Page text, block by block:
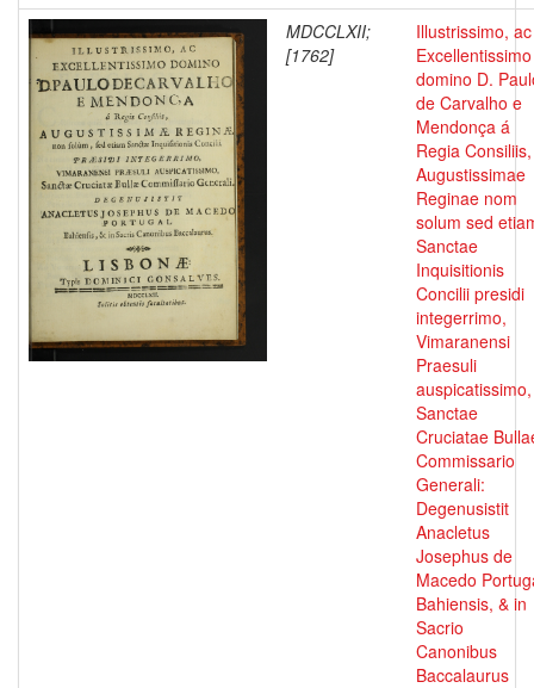
MDCCLXII;
[1762]
Illustrissimo, ac
Excellentissimo
domino D.
de Carvalho e
Mendonça á
Regia Consiliis,
Augustissimae
Reginae nom
solum sed
Sanctae
Inquisitionis
Concilii presidi
integerrimo,
Vimaranensi
Praesuli
auspicatissimo,
Sanctae
Cruciatae
Commissario
Generali:
Degenusistit
Anacletus
Josephus de
Macedo
Bahiensis, & in
Sacrio
Canonibus
Baccalaurus